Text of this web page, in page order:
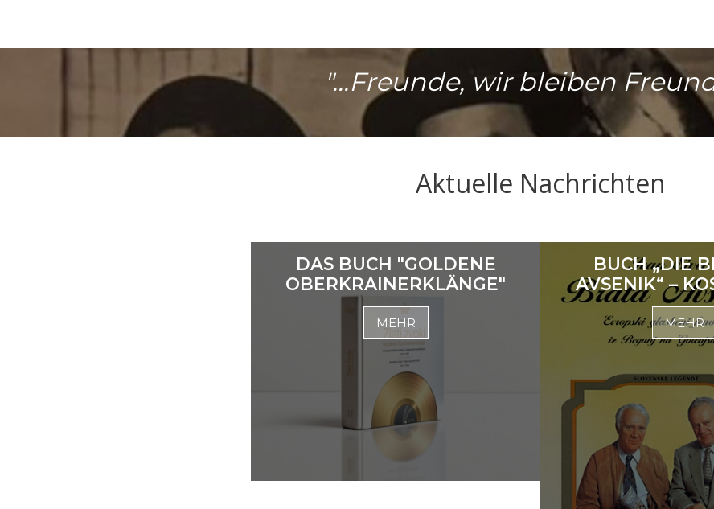
"...Freunde, wir bleiben
Aktuelle Nachrichten
DAS BUCH "GOLDENE
OBERKRAINERKLÄNGE"
MEHR
BUCH „DIE
AVSENIK“ –
MEHR